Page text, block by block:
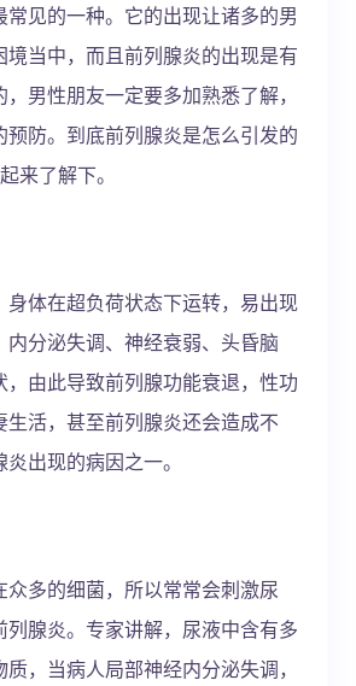
见的一种。它的出现让诸多的男
境当中，而且前列腺炎的出现是有
男性朋友一定要多加熟悉了解，
预防。到底前列腺炎是怎么引发的
来了解下。
身体在超负荷状态下运转，易出现
内分泌失调、神经衰弱、头昏脑
，由此导致前列腺功能衰退，性功
生活，甚至前列腺炎还会造成不
出现的病因之一。
众多的细菌，所以常常会刺激尿
列腺炎。专家讲解，尿液中含有多
，当病人局部神经内分泌失调，